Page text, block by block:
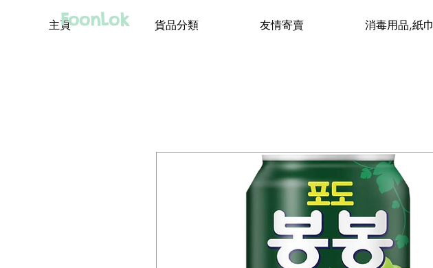
FoonLok
主頁 貨品分類 友情寄賣 消毒用品,紙巾